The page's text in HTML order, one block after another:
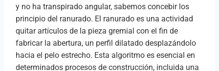
y no ha transpirado angular, sabemos concebir los
principio del ranurado. El ranurado es una actividad
quitar artículos de la pieza gremial con el fin de
fabricar la abertura, un perfil dilatado desplazándolo
hacia el pelo estrecho. Esta algoritmo es esencial en
determinados procesos de construcción, incluida una